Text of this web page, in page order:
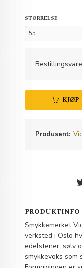
STØRRELSE
KJØP
Produsent:
PRODUKTINFO
Smykkemerket
verksted i Oslo
edelstener, sølv
smykkevoks som